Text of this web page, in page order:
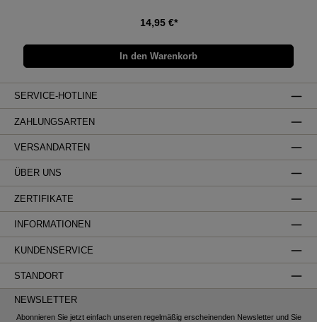
14,95 €*
In den Warenkorb
SERVICE-HOTLINE
ZAHLUNGSARTEN
VERSANDARTEN
ÜBER UNS
ZERTIFIKATE
INFORMATIONEN
KUNDENSERVICE
STANDORT
NEWSLETTER
Abonnieren Sie jetzt einfach unseren regelmäßig erscheinenden Newsletter und Sie